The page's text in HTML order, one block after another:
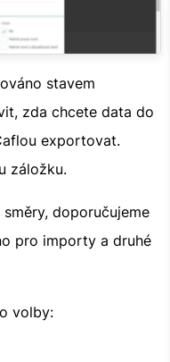
stavem
zda chcete data do
exportovat.
záložku.
doporučujeme
pro importy a druhé
volby: